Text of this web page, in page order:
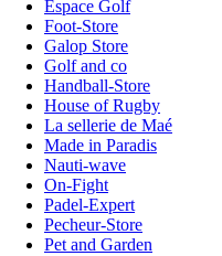
Espace Golf
Foot-Store
Galop Store
Golf and co
Handball-Store
House of Rugby
La sellerie de Maé
Made in Paradis
Nauti-wave
On-Fight
Padel-Expert
Pecheur-Store
Pet and Garden